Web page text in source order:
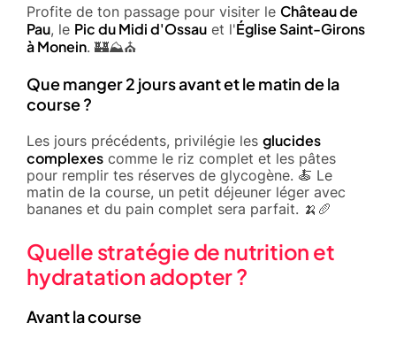
Profite de ton passage pour visiter le Château de
Pau, le Pic du Midi d'Ossau et l'Église Saint-Girons
à Monein. 🏰⛰️⛪
Que manger 2 jours avant et le matin de la
course ?
Les jours précédents, privilégie les glucides
complexes comme le riz complet et les pâtes
pour remplir tes réserves de glycogène. 🍝 Le
matin de la course, un petit déjeuner léger avec
bananes et du pain complet sera parfait. 🍌🥖
Quelle stratégie de nutrition et
hydratation adopter ?
Avant la course